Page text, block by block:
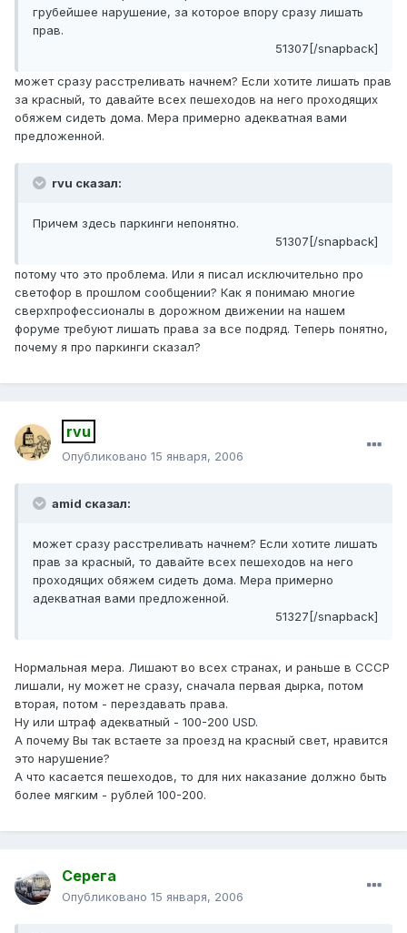
грубейшее нарушение, за которое впору сразу лишать
прав.
51307[/snapback]
может сразу расстреливать начнем? Если хотите лишать прав
за красный, то давайте всех пешеходов на него проходящих
обяжем сидеть дома. Мера примерно адекватная вами
предложенной.
rvu сказал:
Причем здесь паркинги непонятно.
51307[/snapback]
потому что это проблема. Или я писал исключительно про
светофор в прошлом сообщении? Как я понимаю многие
сверхпрофессионалы в дорожном движении на нашем
форуме требуют лишать права за все подряд. Теперь понятно,
почему я про паркинги сказал?
rvu
Опубликовано 15 января, 2006
amid сказал:
может сразу расстреливать начнем? Если хотите лишать
прав за красный, то давайте всех пешеходов на него
проходящих обяжем сидеть дома. Мера примерно
адекватная вами предложенной.
51327[/snapback]
Нормальная мера. Лишают во всех странах, и раньше в СССР
лишали, ну может не сразу, сначала первая дырка, потом
вторая, потом - перездавать права.
Ну или штраф адекватный - 100-200 USD.
А почему Вы так встаете за проезд на красный свет, нравится
это нарушение?
А что касается пешеходов, то для них наказание должно быть
более мягким - рублей 100-200.
Серега
Опубликовано 15 января, 2006